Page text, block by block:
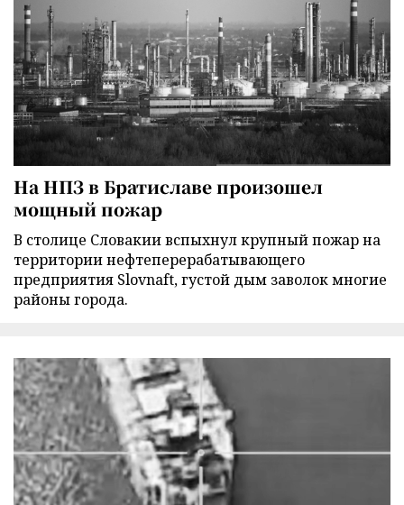
На НПЗ в Братиславе произошел
мощный пожар
В столице Словакии вспыхнул крупный пожар на
территории нефтеперерабатывающего
предприятия Slovnaft, густой дым заволок многие
районы города.